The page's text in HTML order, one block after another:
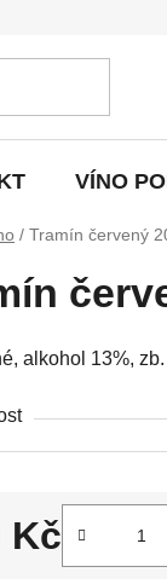
VÍNO
/ Tramín červený
alkohol 13%,
Kč